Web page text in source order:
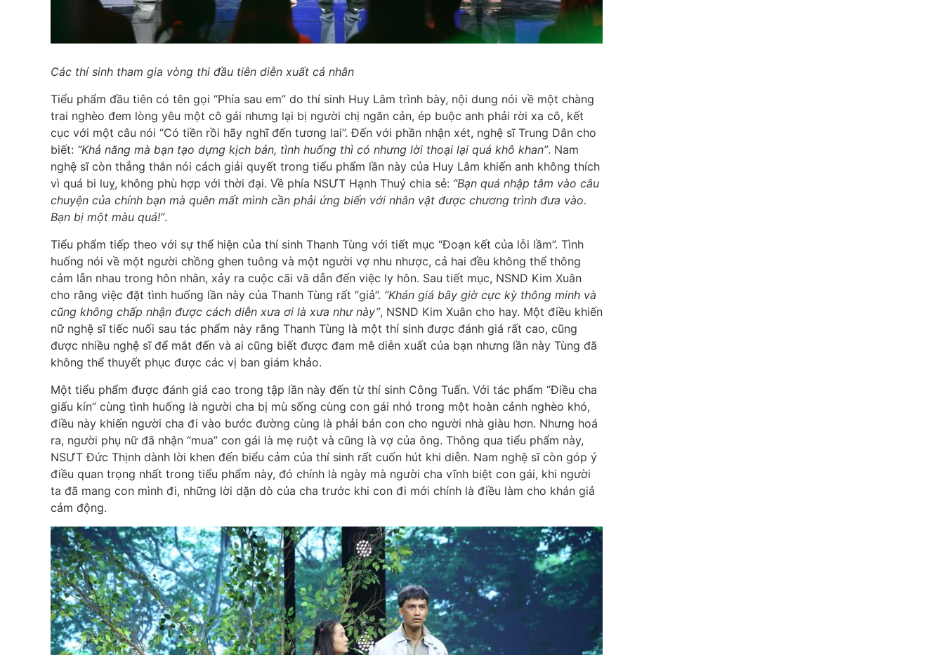
Các thí sinh tham gia vòng thi đầu tiên diễn xuất cá nhân
Tiểu phẩm đầu tiên có tên gọi “Phía sau em” do thí sinh Huy Lâm trình bày, nội dung nói về một chàng
trai nghèo đem lòng yêu một cô gái nhưng lại bị người chị ngăn cản, ép buộc anh phải rời xa cô, kết
cục với một câu nói “Có tiền rồi hãy nghĩ đến tương lai”. Đến với phần nhận xét, nghệ sĩ Trung Dân cho
biết: “Khả năng mà bạn tạo dựng kịch bản, tình huống thì có nhưng lời thoại lại quá khô khan”. Nam
nghệ sĩ còn thẳng thắn nói cách giải quyết trong tiểu phẩm lần này của Huy Lâm khiến anh không thích
vì quá bi luỵ, không phù hợp với thời đại. Về phía NSƯT Hạnh Thuý chia sẻ: “Bạn quá nhập tâm vào câu
chuyện của chính bạn mà quên mất mình cần phải ứng biến với nhân vật được chương trình đưa vào.
Bạn bị một màu quá!”.
Tiểu phẩm tiếp theo với sự thể hiện của thí sinh Thanh Tùng với tiết mục “Đoạn kết của lỗi lầm”. Tình
huống nói về một người chồng ghen tuông và một người vợ nhu nhược, cả hai đều không thể thông
cảm lẫn nhau trong hôn nhân, xảy ra cuộc cãi vã dẫn đến việc ly hôn. Sau tiết mục, NSND Kim Xuân
cho rằng việc đặt tình huống lần này của Thanh Tùng rất “giả”. “Khán giá bây giờ cực kỳ thông minh và
cũng không chấp nhận được cách diễn xưa ơi là xưa như này”, NSND Kim Xuân cho hay. Một điều khiến
nữ nghệ sĩ tiếc nuối sau tác phẩm này rằng Thanh Tùng là một thí sinh được đánh giá rất cao, cũng
được nhiều nghệ sĩ để mắt đến và ai cũng biết được đam mê diễn xuất của bạn nhưng lần này Tùng đã
không thể thuyết phục được các vị ban giám khảo.
Một tiểu phẩm được đánh giá cao trong tập lần này đến từ thí sinh Công Tuấn. Với tác phẩm “Điều cha
giấu kín” cùng tình huống là người cha bị mù sống cùng con gái nhỏ trong một hoàn cảnh nghèo khó,
điều này khiến người cha đi vào bước đường cùng là phải bán con cho người nhà giàu hơn. Nhưng hoá
ra, người phụ nữ đã nhận “mua” con gái là mẹ ruột và cũng là vợ của ông. Thông qua tiểu phẩm này,
NSƯT Đức Thịnh dành lời khen đến biểu cảm của thí sinh rất cuốn hút khi diễn. Nam nghệ sĩ còn góp ý
điều quan trọng nhất trong tiểu phẩm này, đó chính là ngày mà người cha vĩnh biệt con gái, khi người
ta đã mang con mình đi, những lời dặn dò của cha trước khi con đi mới chính là điều làm cho khán giả
cảm động.